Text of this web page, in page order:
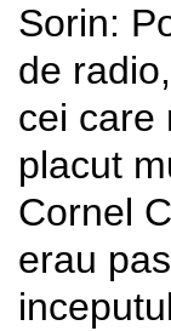
Sorin:
de
cei care
placut
Cornel
erau